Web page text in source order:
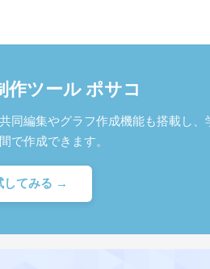
作ツール ポサコ
同編集やグラフ作成機能も搭載し、
で作成できます。
してみる →